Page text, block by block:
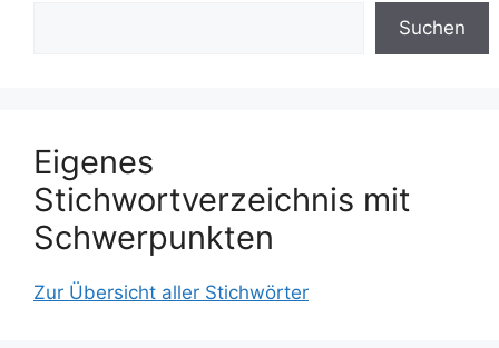
Suchen
Eigenes
Stichwortverzeichnis mit
Schwerpunkten
Zur Übersicht aller Stichwörter